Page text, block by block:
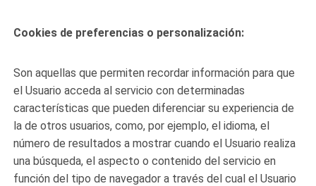
Cookies de preferencias o personalización:
Son aquellas que permiten recordar información para que
el Usuario acceda al servicio con determinadas
características que pueden diferenciar su experiencia de
la de otros usuarios, como, por ejemplo, el idioma, el
número de resultados a mostrar cuando el Usuario realiza
una búsqueda, el aspecto o contenido del servicio en
función del tipo de navegador a través del cual el Usuario